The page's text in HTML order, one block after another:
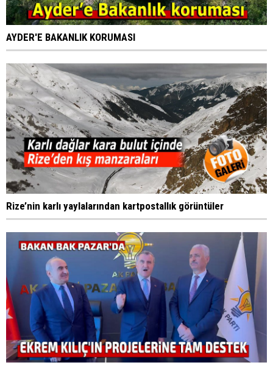
AYDER'E BAKANLIK KORUMASI
Rize’nin karlı yaylalarından kartpostallık görüntüler